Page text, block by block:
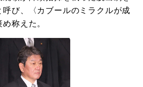
呼び、〈カブールのミラクルが成
称えた。